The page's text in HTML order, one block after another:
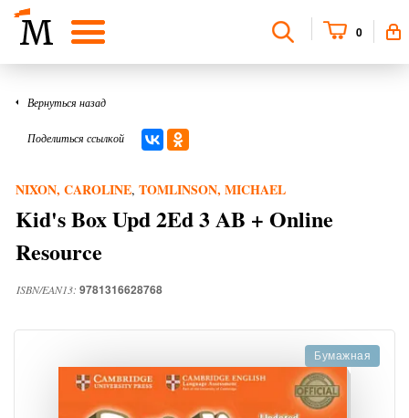
0
Вернуться назад
Поделиться ссылкой
NIXON, CAROLINE, TOMLINSON, MICHAEL
Kid's Box Upd 2Ed 3 AB + Online
Resource
ISBN/EAN13: 9781316628768
Бумажная